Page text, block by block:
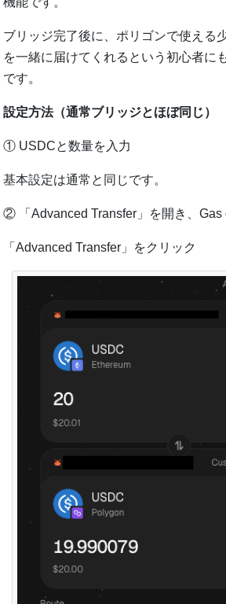
ブリッジ完了後に、ポリゴンで使える
を一緒に届けてくれるという初心者に
です。
設定方法（通常ブリッジとほぼ同じ）
① USDCと数量を入力
基本設定は通常と同じです。
② 「Advanced Transfer」を開き、Gas
「Advanced Transfer」をクリック